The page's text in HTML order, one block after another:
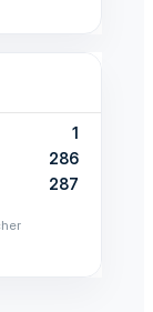
1
286
287